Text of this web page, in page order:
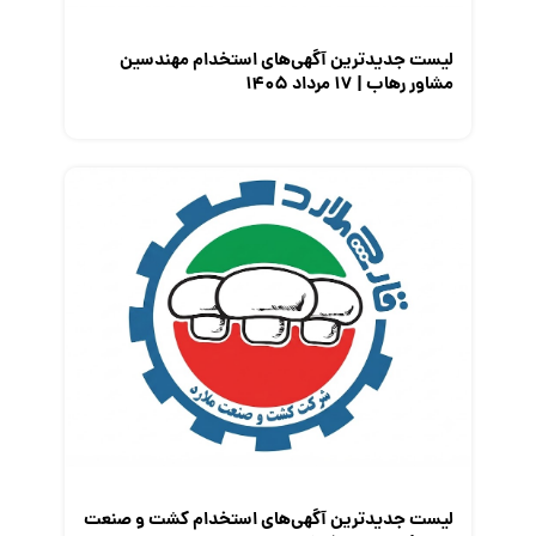
لیست جدیدترین آگهی‌های استخدام مهندسین
مشاور رهاب | ۱۷ مرداد ۱۴۰۵
لیست جدیدترین آگهی‌های استخدام کشت و صنعت